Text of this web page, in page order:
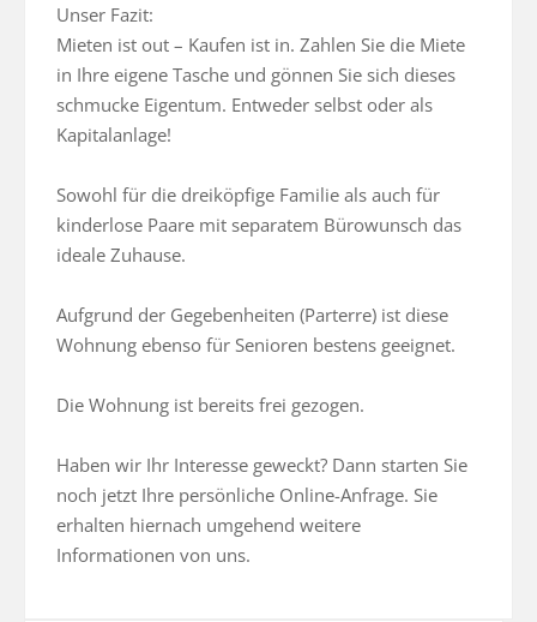
Unser Fazit:
Mieten ist out – Kaufen ist in. Zahlen Sie die Miete
in Ihre eigene Tasche und gönnen Sie sich dieses
schmucke Eigentum. Entweder selbst oder als
Kapitalanlage!
Sowohl für die dreiköpfige Familie als auch für
kinderlose Paare mit separatem Bürowunsch das
ideale Zuhause.
Aufgrund der Gegebenheiten (Parterre) ist diese
Wohnung ebenso für Senioren bestens geeignet.
Die Wohnung ist bereits frei gezogen.
Haben wir Ihr Interesse geweckt? Dann starten Sie
noch jetzt Ihre persönliche Online-Anfrage. Sie
erhalten hiernach umgehend weitere
Informationen von uns.